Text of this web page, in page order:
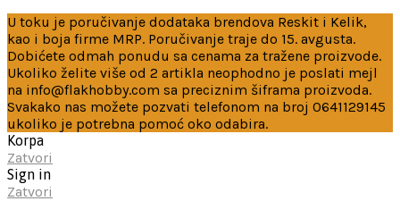
U toku je poručivanje dodataka brendova Reskit i Kelik,
kao i boja firme MRP. Poručivanje traje do 15. avgusta.
Dobićete odmah ponudu sa cenama za tražene proizvode.
Ukoliko želite više od 2 artikla neophodno je poslati mejl
na info@flakhobby.com sa preciznim šiframa proizvoda.
Svakako nas možete pozvati telefonom na broj 0641129145
ukoliko je potrebna pomoć oko odabira.
Korpa
Zatvori
Sign in
Zatvori